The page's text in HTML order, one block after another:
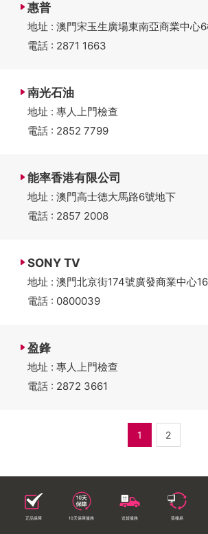
惠普
地址 : 澳門宋玉生廣場東南亞商業中心
電話 : 2871 1663
南光石油
地址 : 專人上門檢查
電話 : 2852 7799
能率香港有限公司
地址 : 澳門高士德大馬路6號地下
電話 : 2857 2008
SONY TV
地址 : 澳門北京街174號廣發商業中心
電話 : 0800039
盈鋒
地址 : 專人上門檢查
電話 : 2872 3661
1 2
正品保障 10天保障服務 送貨服務 落樓易